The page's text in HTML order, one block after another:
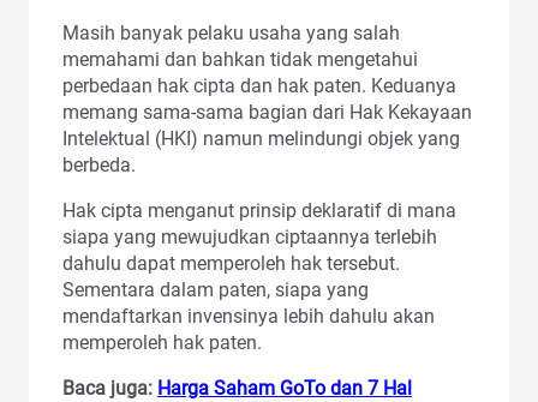
Masih banyak pelaku usaha yang salah
memahami dan bahkan tidak mengetahui
perbedaan hak cipta dan hak paten. Keduanya
memang sama-sama bagian dari Hak Kekayaan
Intelektual (HKI) namun melindungi objek yang
berbeda.
Hak cipta menganut prinsip deklaratif di mana
siapa yang mewujudkan ciptaannya terlebih
dahulu dapat memperoleh hak tersebut.
Sementara dalam paten, siapa yang
mendaftarkan invensinya lebih dahulu akan
memperoleh hak paten.
Baca juga: Harga Saham GoTo dan 7 Hal